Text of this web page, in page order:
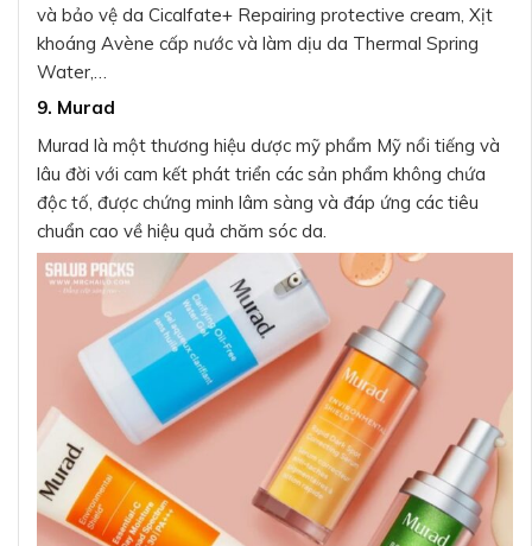
và bảo vệ da Cicalfate+ Repairing protective cream, Xịt
khoáng Avène cấp nước và làm dịu da Thermal Spring
Water,…
9. Murad
Murad là một thương hiệu dược mỹ phẩm Mỹ nổi tiếng và
lâu đời với cam kết phát triển các sản phẩm không chứa
độc tố, được chứng minh lâm sàng và đáp ứng các tiêu
chuẩn cao về hiệu quả chăm sóc da.